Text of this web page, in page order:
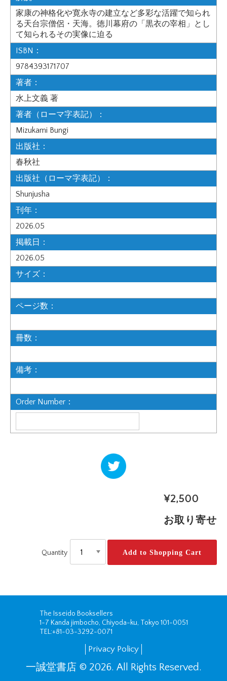
家康の神格化や寛永寺の建立など多彩な活躍で知られ
る天台宗僧侶・天海。徳川幕府の「黒衣の宰相」とし
て知られるその実像に迫る
ISBN：
9784393171707
著者：
水上文義 著
著者（ローマ字表記）：
Mizukami Bungi
出版社：
春秋社
出版社（ローマ字表記）：
Shunjusha
刊年：
2026.05
掲載日：
2026.05
サイズ：
ページ数：
冊数：
備考：
Order Number：
ツイー
ト
¥2,500
お取り寄せ
Quantity
The Isseido Booksellers
1-7 Kanda jimbocho, Chiyoda-ku, Tokyo 101-0051
TEL:+81-03-3292-0071
Privacy Policy
一誠堂書店 © 2026. All Rights Reserved.